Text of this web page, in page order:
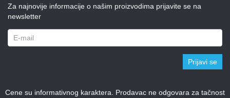
Za najnovije informacije o našim proizvodima prijavite se na
newsletter
Prijavi se
Cene su informativnog karaktera. Prodavac ne odgovara za tačnost